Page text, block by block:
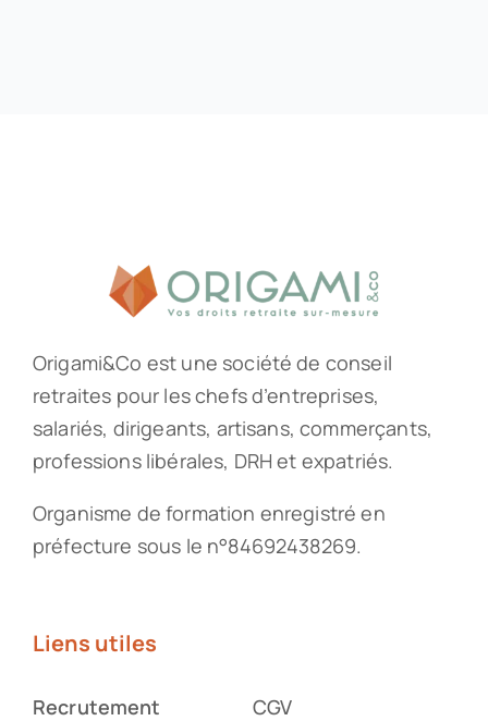
Origami&Co est une société de conseil
retraites pour les chefs d’entreprises,
salariés, dirigeants, artisans, commerçants,
professions libérales, DRH et expatriés.
Organisme de formation enregistré en
préfecture sous le n°84692438269.
Liens utiles
Recrutement
CGV